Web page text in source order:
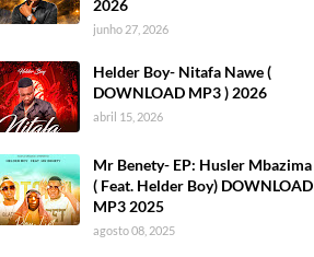
2026
junho 27, 2026
Helder Boy- Nitafa Nawe (
DOWNLOAD MP3 ) 2026
abril 15, 2026
Mr Benety- EP: Husler Mbazima
( Feat. Helder Boy) DOWNLOAD
MP3 2025
agosto 08, 2025